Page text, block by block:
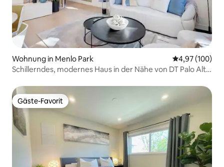
Wohnung in Menlo Park
4,97 (100)
Schillerndes, modernes Haus in der Nähe von DT Palo Alto
Gäste-Favorit
Gäste-Favorit